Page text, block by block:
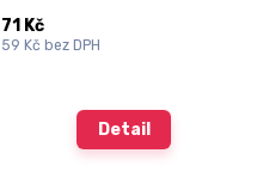
71 Kč
59 Kč bez DPH
Detail